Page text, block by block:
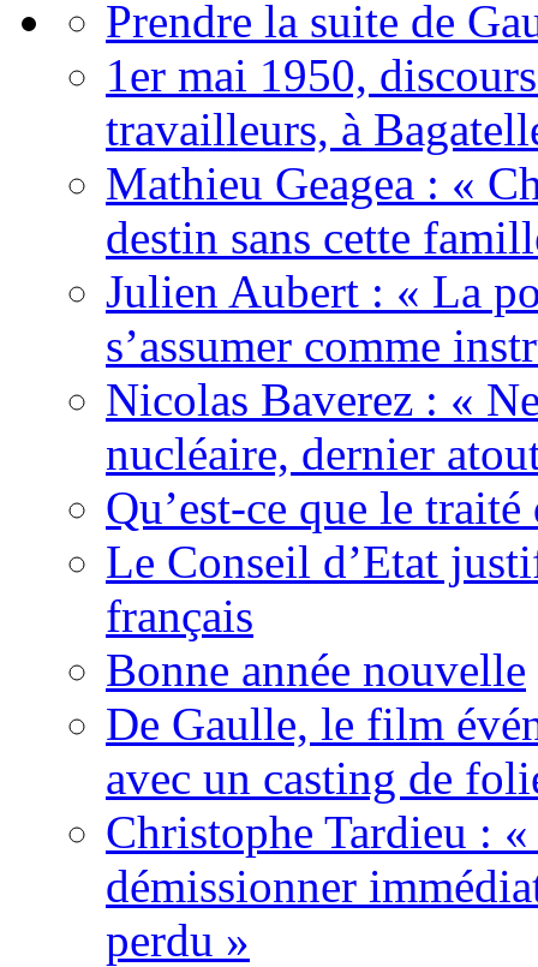
Prendre la suite de
1er mai 1950,
travailleurs, à
Mathieu Geagea : «
destin sans cette
Julien Aubert : « La
s’assumer comme
Nicolas Baverez : «
nucléaire, dernier
Qu’est-ce que le traité
Le Conseil d’Etat
français
Bonne année nouvelle
De Gaulle, le film
avec un casting de
Christophe Tardieu : «
démissionner
perdu »